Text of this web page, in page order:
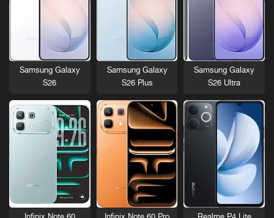
Samsung Galaxy
S26 Ultra
Samsung Galaxy
S26 Plus
Samsung Galaxy
S26